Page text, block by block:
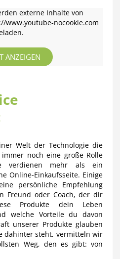
externe Inhalte von
nocookie.com
ANZEIGEN
Welt der Technologie die
immer noch eine große Rolle
verdienen mehr als ein
Online-Einkaufsseite. Einige
persönliche Empfehlung
Freund oder Coach, der dir
Produkte dein Leben
welche Vorteile du davon
unserer Produkte glauben
dahinter steht, vermitteln wir
Weg, den es gibt: von